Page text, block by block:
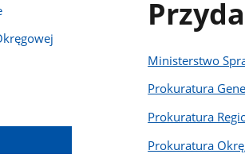
Ministerstwo
Prokuratura
Prokuratura
Prokuratura